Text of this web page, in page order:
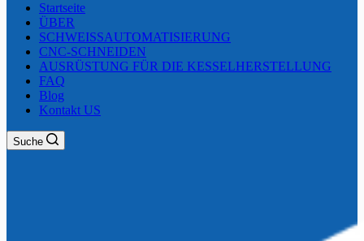
Startseite
ÜBER
SCHWEISSAUTOMATISIERUNG
CNC-SCHNEIDEN
AUSRÜSTUNG FÜR DIE KESSELHERSTELLUNG
FAQ
Blog
Kontakt US
Suche